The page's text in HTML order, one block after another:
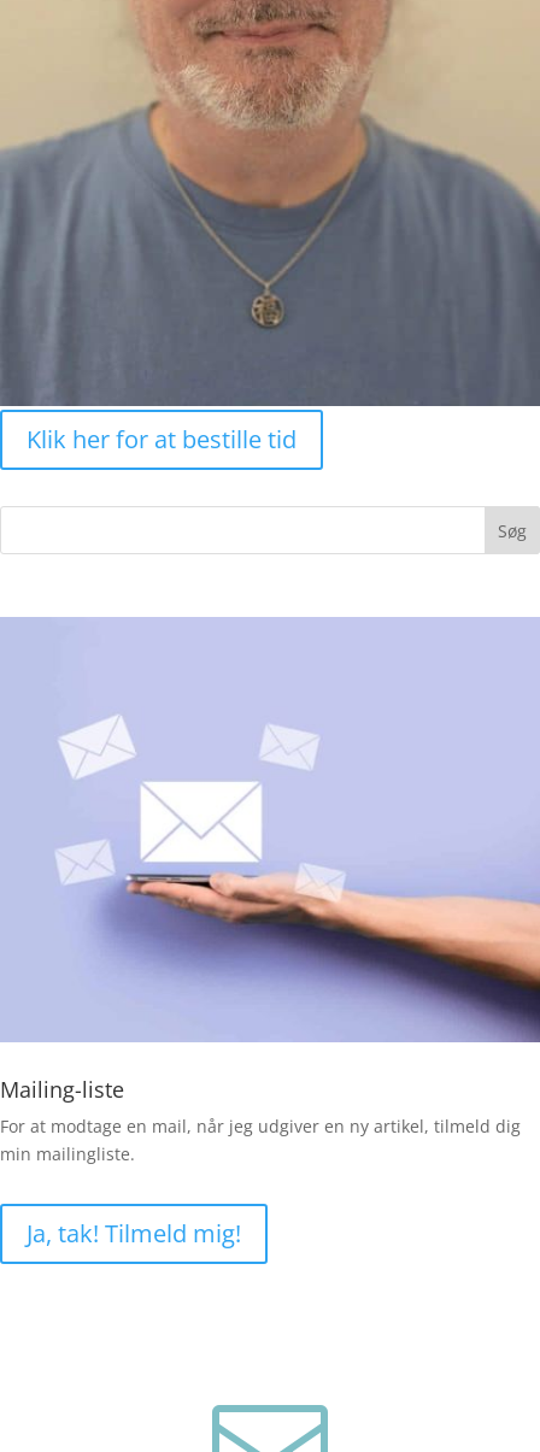
Klik her for at bestille tid
Søg
Mailing-liste
For at modtage en mail, når jeg udgiver en ny artikel, tilmeld dig
min mailingliste.
Ja, tak! Tilmeld mig!